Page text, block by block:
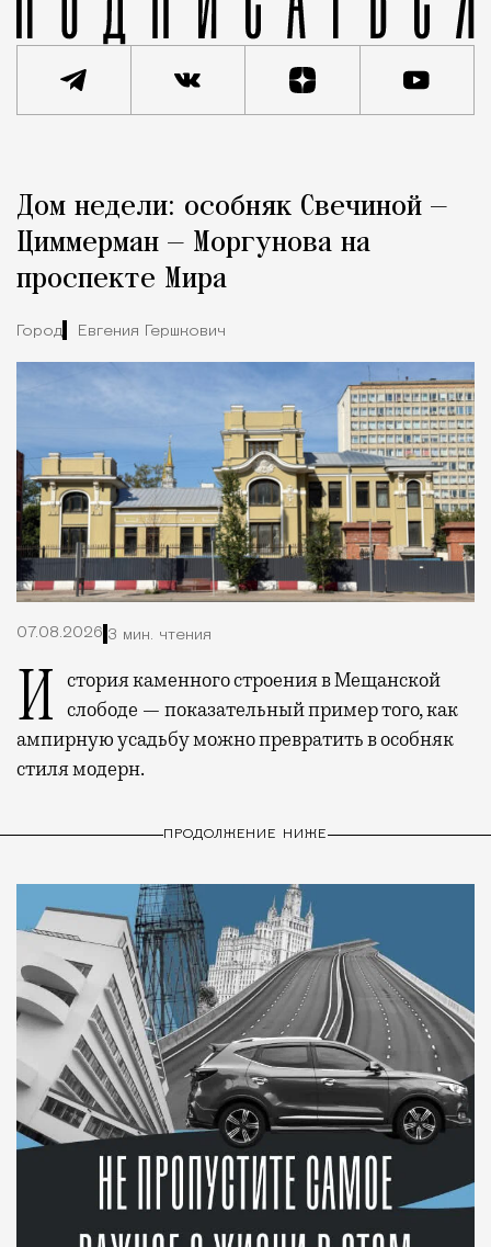
Город
Дом недели: особняк Свечиной —
Циммерман — Моргунова на
проспекте Мира
Город Евгения Гершкович
07.08.2026 3 мин. чтения
История каменного строения в Мещанской слободе — показательный пример того, как
ампирную усадьбу можно превратить в особняк
стиля модерн.
ПРОДОЛЖЕНИЕ НИЖЕ